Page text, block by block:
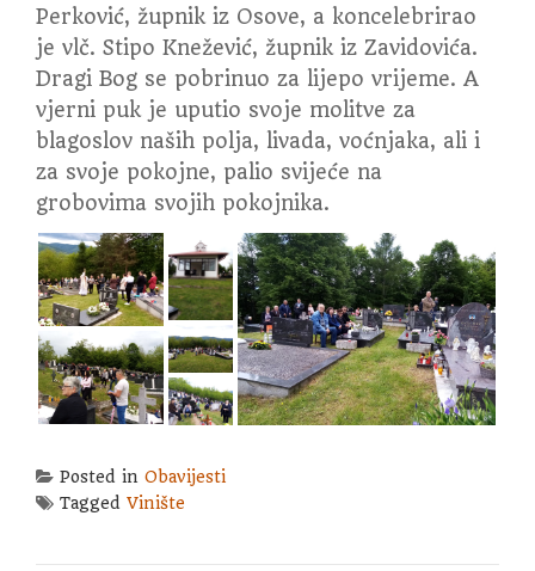
Perković, župnik iz Osove, a koncelebrirao
je vlč. Stipo Knežević, župnik iz Zavidovića.
Dragi Bog se pobrinuo za lijepo vrijeme. A
vjerni puk je uputio svoje molitve za
blagoslov naših polja, livada, voćnjaka, ali i
za svoje pokojne, palio svijeće na
grobovima svojih pokojnika.
Posted in Obavijesti
Tagged Vinište